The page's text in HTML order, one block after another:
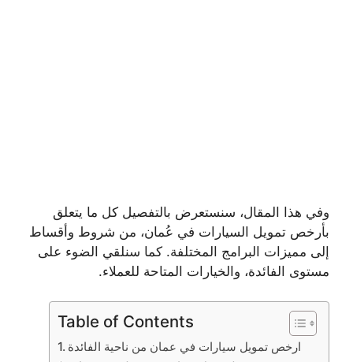
وفي هذا المقال، سنستعرض بالتفصيل كل ما يتعلق
بأرخص تمويل السيارات في عُمان، من شروط وأقساط
إلى مميزات البرامج المختلفة. كما سنلقي الضوء على
مستوى الفائدة، والخيارات المتاحة للعملاء.
Table of Contents
ارخص تمويل سيارات في عمان من ناحية الفائدة